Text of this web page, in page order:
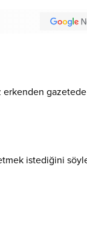
gazetede
istediğini